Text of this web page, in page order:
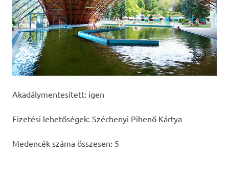
Akadálymentesített: igen
Fizetési lehetőségek: Széchenyi Pihenő Kártya
Medencék száma összesen: 5